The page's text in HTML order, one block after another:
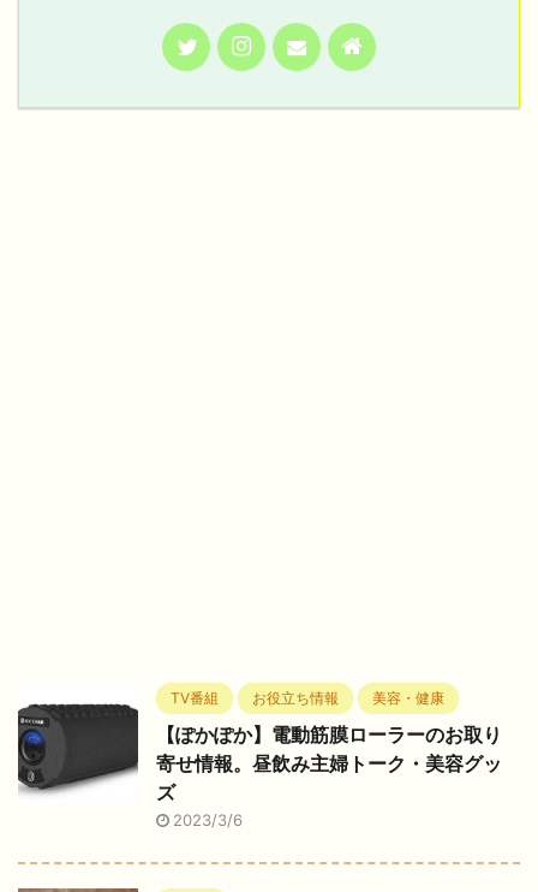
TV番組 お役立ち情報 美容・健康
【ぽかぽか】電動筋膜ローラーのお取り
寄せ情報。昼飲み主婦トーク・美容グッ
ズ
2023/3/6